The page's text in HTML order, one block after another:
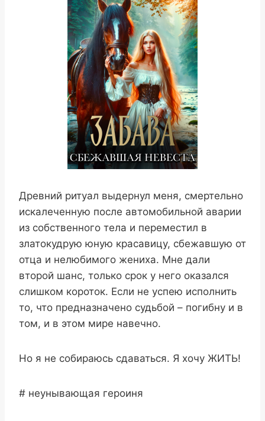
Древний ритуал выдернул меня, смертельно
искалеченную после автомобильной аварии
из собственного тела и переместил в
златокудрую юную красавицу, сбежавшую от
отца и нелюбимого жениха. Мне дали
второй шанс, только срок у него оказался
слишком короток. Если не успею исполнить
то, что предназначено судьбой – погибну и в
том, и в этом мире навечно.
Но я не собираюсь сдаваться. Я хочу ЖИТЬ!
# неунывающая героиня